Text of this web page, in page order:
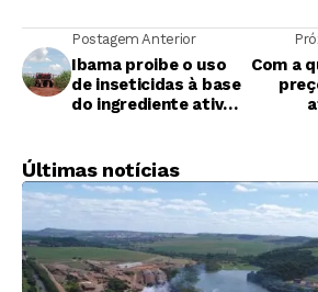
Postagem Anterior
Ibama proibe o uso
de inseticidas à base
do ingrediente ativo
Com a
Últimas notícias